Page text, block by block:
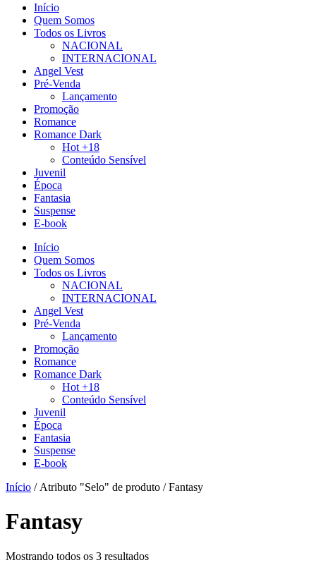
Início
Quem Somos
Todos os Livros
NACIONAL
INTERNACIONAL
Angel Vest
Pré-Venda
Lançamento
Promoção
Romance
Romance Dark
Hot +18
Conteúdo Sensível
Juvenil
Época
Fantasia
Suspense
E-book
Início
Quem Somos
Todos os Livros
NACIONAL
INTERNACIONAL
Angel Vest
Pré-Venda
Lançamento
Promoção
Romance
Romance Dark
Hot +18
Conteúdo Sensível
Juvenil
Época
Fantasia
Suspense
E-book
Início / Atributo "Selo" de produto / Fantasy
Fantasy
Mostrando todos os 3 resultados